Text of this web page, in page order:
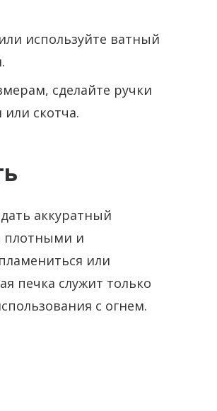
используйте ватный
сделайте ручки
скотча.
аккуратный
плотными и
или
печка служит только
с огнем.